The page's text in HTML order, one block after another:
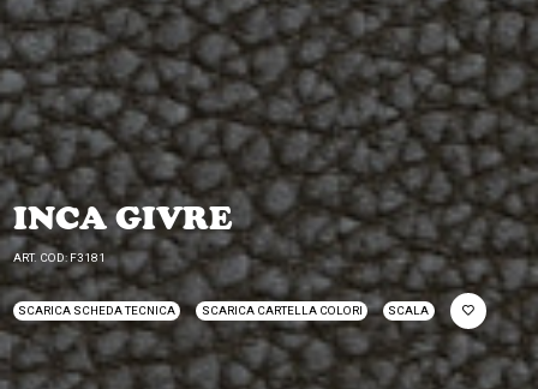
INCA GIVRE
ART. COD: F3181
SCARICA SCHEDA TECNICA SCARICA CARTELLA COLORI SCALA